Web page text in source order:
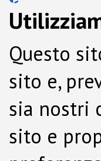
Questo
sito e,
sia nostri
sito e